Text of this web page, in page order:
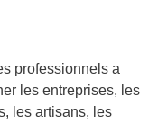
professionnels a
les entreprises, les
les artisans, les